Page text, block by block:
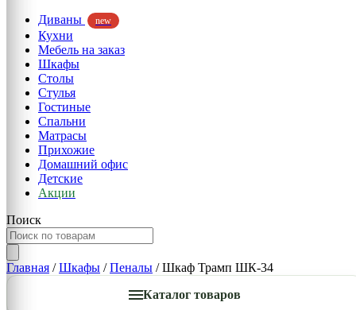
Диваны
new
Кухни
Мебель на заказ
Шкафы
Столы
Стулья
Гостиные
Спальни
Матрасы
Прихожие
Домашний офис
Детские
Акции
Поиск
Главная /Шкафы /Пеналы / Шкаф Трамп ШК-34
Каталог товаров